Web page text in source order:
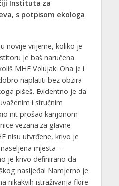
Instituta za
s potpisom ekologa
novije vrijeme, koliko je
je baš naručena
MHE Volujak. Ona je i
naplatiti bez obzira
pišeš. Evidentno je da
i stručnim
nit prošao kanjonom
vezana za glavne
nisu utvrđene, krivo je
mjesta –
je krivo definirano da
nasljeđa! Namjerno je
nikakvih istraživanja flore